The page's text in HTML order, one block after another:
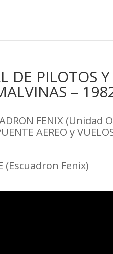
DE PILOTOS
–
FENIX (Unidad
AEREO y
(Escuadron Fenix)